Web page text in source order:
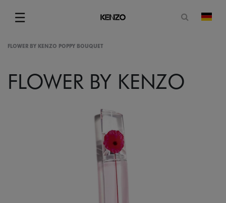
☰
Menu
FLOWER BY KENZO POPPY BOUQUET
FLOWER BY KENZO